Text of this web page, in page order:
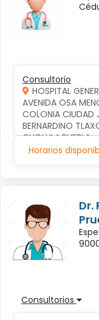
Consultorio
HOSPITAL
AVENIDA OSA
COLONIA CIUDAD
BERNARDINO
CHOLULA,PUEBLA
Horarios
Dr.
Consultorios